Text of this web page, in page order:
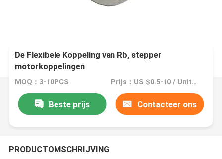
De Flexibele Koppeling van Rb, stepper
motorkoppelingen
MOQ：3-10PCS Prijs：US $0.5-10 / Units | 10 Unit/Units (Min. Order)
Beste prijs Contacteer ons
PRODUCTOMSCHRIJVING